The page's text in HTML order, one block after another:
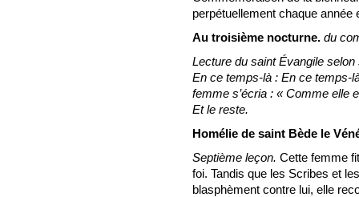
perpétuellement chaque année
Au troisième nocturne. du
Lecture du saint Évangile selon
En ce temps-là : En ce temps-
femme s’écria : « Comme elle
Et le reste.
Homélie de saint Bède le
Septième leçon. Cette femme
foi. Tandis que les Scribes et
blasphèment contre lui, elle